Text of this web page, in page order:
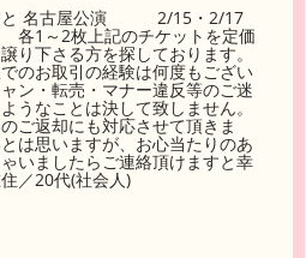
すと 名古屋公演 2/15・2/17
～2枚上記のチケットを定価
り下さる方を探しております。
のお取引の経験は何度もござい
ン・転売・マナー違反等のご迷
うなことは決して致しません。
ご返却にも対応させて頂きま
は思いますが、お心当たりのあ
いましたらご連絡頂けますと幸
／20代(社会人)